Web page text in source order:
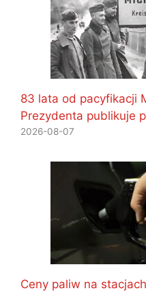
83 lata od pacyfikacji
Prezydenta publikuje
2026-08-07
Ceny paliw na